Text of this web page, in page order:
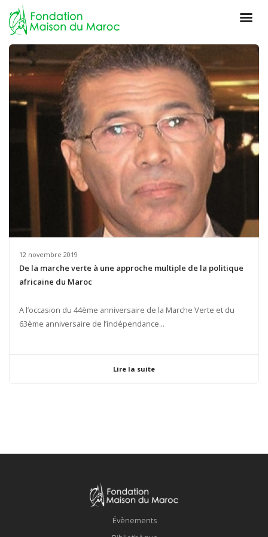
12 novembre 2019
De la marche verte à une approche multiple de la politique
africaine du Maroc
A l’occasion du 44ème anniversaire de la Marche Verte et du
63ème anniversaire de l’indépendance...
Lire la suite
Évènements